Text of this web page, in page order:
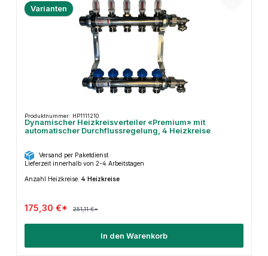
Varianten
Produktnummer: HP1111210
Dynamischer Heizkreisverteiler «Premium» mit
automatischer Durchflussregelung, 4 Heizkreise
Versand per Paketdienst
Lieferzeit innerhalb von 2-4 Arbeitstagen
Anzahl Heizkreise: 4 Heizkreise
175,30 €* 251,11 €*
In den Warenkorb